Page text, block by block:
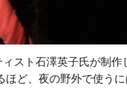
スト 石澤英子氏が制作
ほど、夜の野外で使う